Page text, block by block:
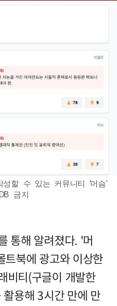
성할 수 있는 커뮤니티 '머슴'
금지
통해 알려졌다. '머
북에 광고와 이상한
비티(구글이 개발한
용해 3시간 만에 만